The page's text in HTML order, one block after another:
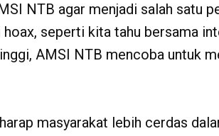
NTB agar menjadi salah satu
seperti kita tahu bersama
AMSI NTB mencoba untuk
masyarakat lebih cerdas